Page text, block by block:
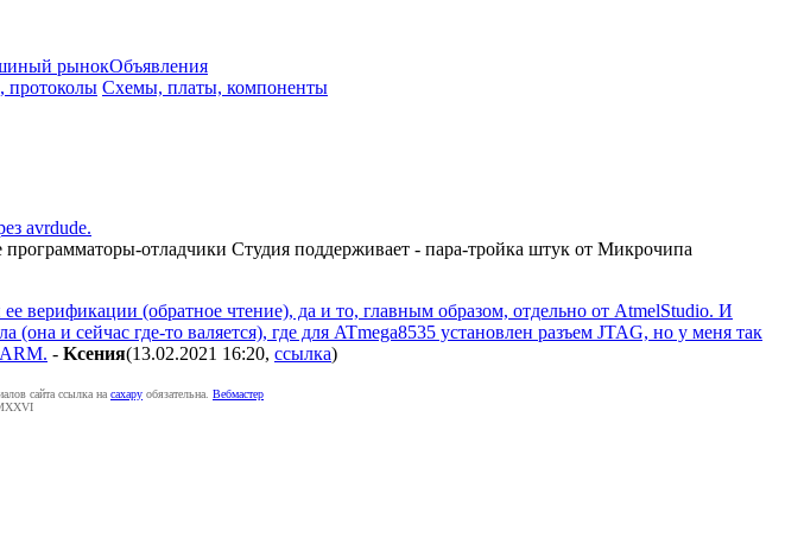
рынокОбъявления
протоколы Схемы, платы, компоненты
avrdude.
отладчики Студия поддерживает - пара-тройка штук от Микрочипа
верификации (обратное чтение), да и то, главным образом, отдельно от AtmelStudio. И
и сейчас где-то валяется), где для ATmega8535 установлен разъем JTAG, но у меня так
- Kceния(13.02.2021 16:20, ссылка)
сайта ссылка на caxapу обязательна. Вебмастер